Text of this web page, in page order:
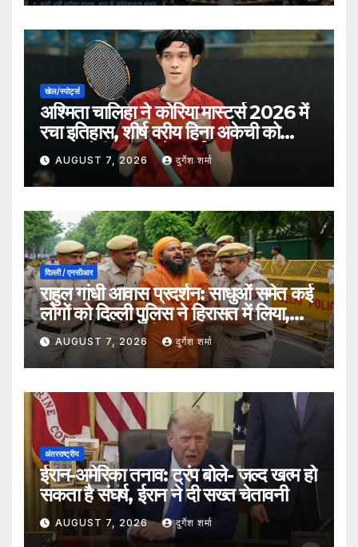
खेल/स्पोर्ट्स
अश्मिता चालिहा ने कोरिया मास्टर्स 2026 में
रचा इतिहास, शीर्ष वरीय हिना अकेची को
हराकर सेमीफाइनल में बनाई जगह
AUGUST 7, 2026 दुर्गेश शर्मा
दिल्ली / एनसीआर
राहुल गांधी आवास प्रदर्शन: साधुओं समेत कई
लोगों को दिल्ली पुलिस ने हिरासत में लिया,
सुरक्षा व्यवस्था कड़ी
AUGUST 7, 2026 दुर्गेश शर्मा
अंतरराष्ट्रीय
ईरान-अमेरिका तनाव: ट्रंप बोले- जल्द खत्म हो
सकता है संघर्ष, ईरान ने दी सख्त चेतावनी
AUGUST 7, 2026 दुर्गेश शर्मा